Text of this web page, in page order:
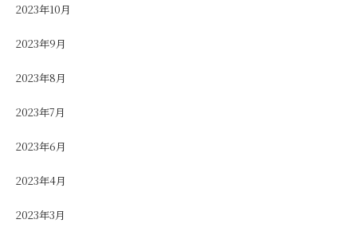
2023年10月
2023年9月
2023年8月
2023年7月
2023年6月
2023年4月
2023年3月